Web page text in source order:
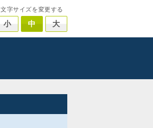
文字サイズを変更する
小 中 大